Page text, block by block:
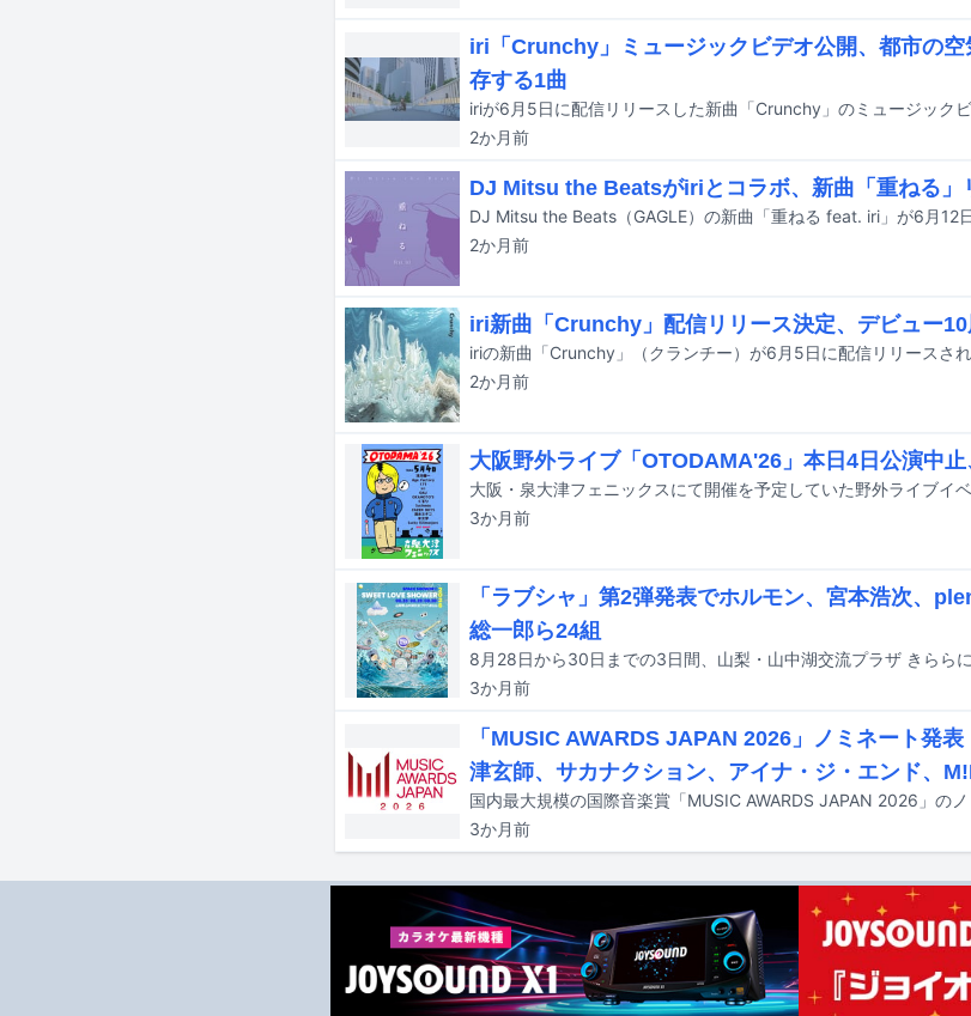
iri「Crunchy」ミュージックビデオ公開、都市の
存する1曲
iriが6月5日に配信リリースした新曲「Crunchy」のミュージック
2か月前
DJ Mitsu the Beatsがiriとコラボ、新曲「重ねる」
DJ Mitsu the Beats（GAGLE）の新曲「重ねる feat. iri」が6月12
2か月前
iri新曲「Crunchy」配信リリース決定、デビュー10
iriの新曲「Crunchy」（クランチー）が6月5日に配信リリースされ
2か月前
大阪野外ライブ「OTODAMA'26」本日4日公演中
3か月前
「ラブシャ」第2弾発表でホルモン、宮本浩次、
総一郎ら24組
3か月前
「MUSIC AWARDS JAPAN 2026」ノミネート発
津玄師、サカナクション、アイナ・ジ・エンド、
3か月前